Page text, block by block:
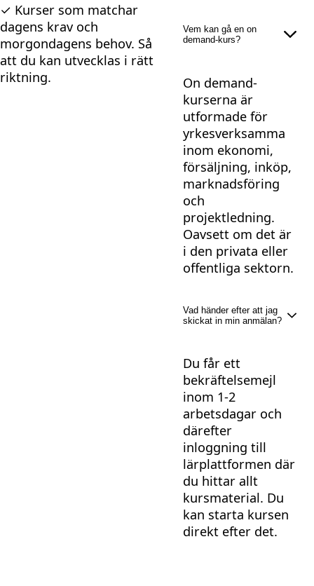
✓ Kurser som matchar
dagens krav och
morgondagens behov. Så
att du kan utvecklas i rätt
riktning.
Vem kan gå en on
demand-kurs?
On demand-
kurserna är
utformade för
yrkesverksamma
inom ekonomi,
försäljning, inköp,
marknadsföring
och
projektledning.
Oavsett om det är
i den privata eller
offentliga sektorn.
Vad händer efter att jag
skickat in min anmälan?
Du får ett
bekräftelsemejl
inom 1-2
arbetsdagar och
därefter
inloggning till
lärplattformen där
du hittar allt
kursmaterial. Du
kan starta kursen
direkt efter det.